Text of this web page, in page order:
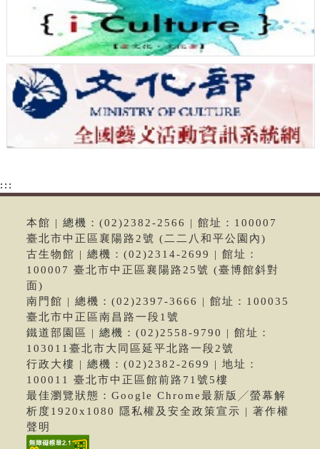
:::
本館 | 總機：(02)2382-2566 | 館址：100007
臺北市中正區襄陽路2號 (二二八和平公園內)
古生物館 | 總機：(02)2314-2699 | 館址：
100007 臺北市中正區襄陽路25號 (臺博館斜對
面)
南門館 | 總機：(02)2397-3666 | 館址：100035
臺北市中正區南昌路一段1號
鐵道部園區 | 總機：(02)2558-9790 | 館址：
103011臺北市大同區延平北路一段2號
行政大樓 | 總機：(02)2382-2699 | 地址：
100011 臺北市中正區館前路71號5樓
最佳瀏覽狀態：Google Chrome最新版╱螢幕解
析度1920x1080 隱私權及安全政策宣示 | 著作權
聲明